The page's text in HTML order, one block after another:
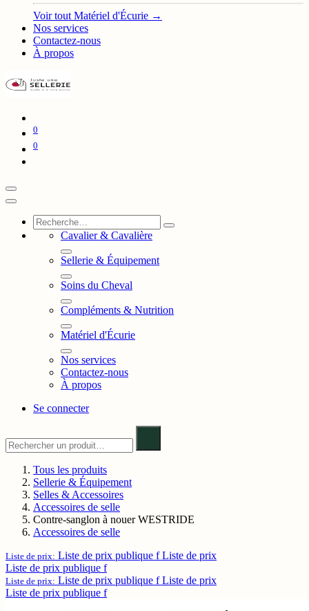
Voir tout Matériel d'Écurie →
Nos services
Contactez-nous
À propos
0
0
Cavalier & Cavalière
Sellerie & Équipement
Soins du Cheval
Compléments & Nutrition
Matériel d'Écurie
Nos services
Contactez-nous
À propos
Se connecter
Tous les produits
Sellerie & Équipement
Selles & Accessoires
Accessoires de selle
Contre-sanglon à nouer WESTRIDE
Accessoires de selle
Liste de prix: Liste de prix publique f Liste de prix
Liste de prix publique f
Liste de prix: Liste de prix publique f Liste de prix
Liste de prix publique f